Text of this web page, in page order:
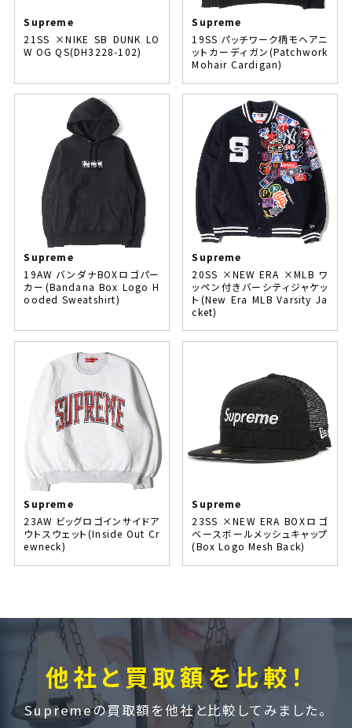
Supreme
21SS ×NIKE SB DUNK LO
W OG QS(DH3228-102)
Supreme
19SS パッチワーク柄モヘアニ
ットカーディガン(Patchwork
Mohair Cardigan)
Supreme
19AW バンダナBOXロゴパー
カー(Bandana Box Logo H
ooded Sweatshirt)
Supreme
20SS ×NEW ERA ×MLB ワ
ッペン付きバーシティジャケッ
ト(New Era MLB Varsity Ja
cket)
Supreme
23AW ビッグロゴインサイドア
ウトスウェット(Inside Out Cr
ewneck)
Supreme
23SS ×NEW ERA BOXロゴ
ベースボールメッシュキャップ
(Box Logo Mesh Back)
他社と買取額を比較！
Supremeの買取額を他社と比較してみました。